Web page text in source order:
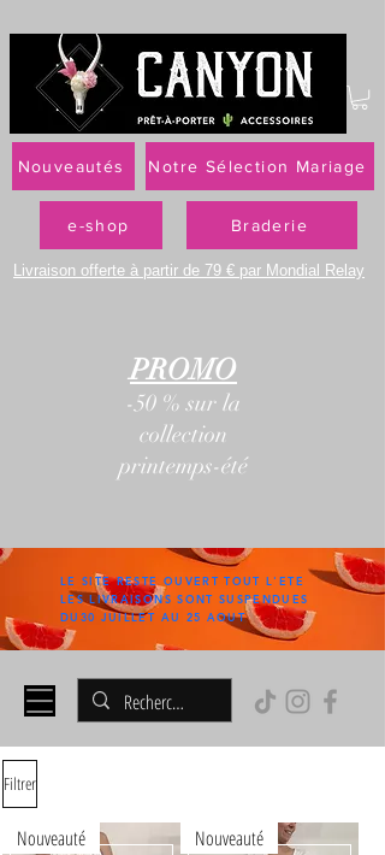
Livraison offerte à partir de 79 € par Mondial Relay
Nouveautés Notre Sélection Mariage
e-shop Braderie
PROMO
-50 % sur la
collection
printemps-été
LE SITE RESTE OUVERT TOUT L'ETE
LES LIVRAISONS SONT SUSPENDUES
DU30 JUILLET AU 25 AOUT
Filtrer
Nouveauté Nouveauté